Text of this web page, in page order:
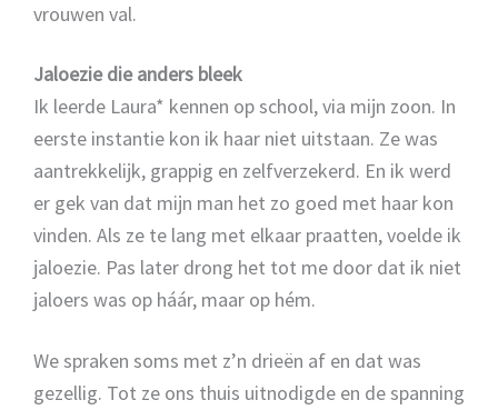
vrouwen val.
Jaloezie die anders bleek
Ik leerde Laura* kennen op school, via mijn zoon. In
eerste instantie kon ik haar niet uitstaan. Ze was
aantrekkelijk, grappig en zelfverzekerd. En ik werd
er gek van dat mijn man het zo goed met haar kon
vinden. Als ze te lang met elkaar praatten, voelde ik
jaloezie. Pas later drong het tot me door dat ik niet
jaloers was op háár, maar op hém.
We spraken soms met z’n drieën af en dat was
gezellig. Tot ze ons thuis uitnodigde en de spanning